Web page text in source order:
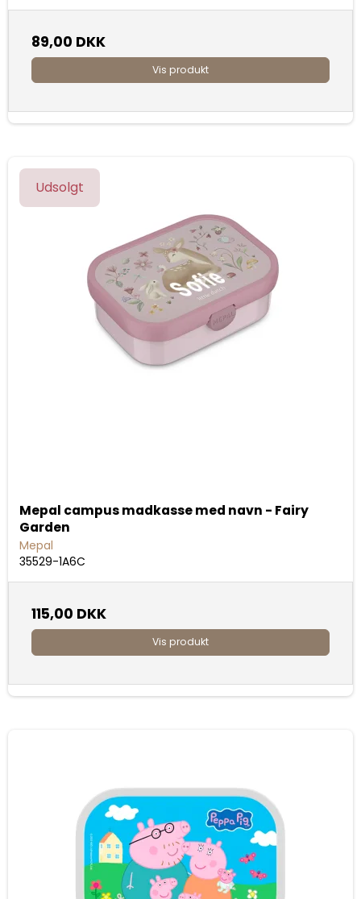
89,00 DKK
Vis produkt
Udsolgt
Mepal campus madkasse med navn - Fairy
Garden
Mepal
35529-1A6C
115,00 DKK
Vis produkt